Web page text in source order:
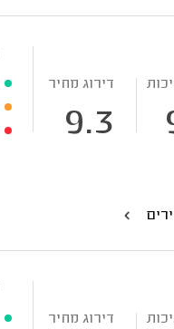
דירוג מחיר
9.3
דירוג מחיר